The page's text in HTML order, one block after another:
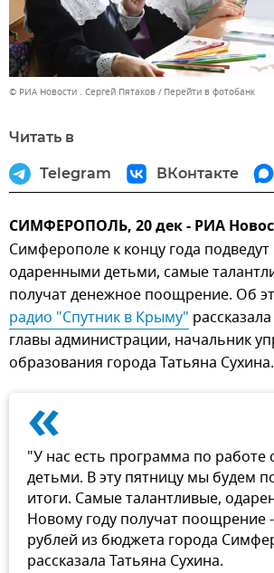
© РИА Новости . Сергей Пятаков Перейти в фотобанк
Читать в
Telegram ВКонтакте
СИМФЕРОПОЛЬ, 20 дек - РИА
Симферополе к концу года
одаренными детьми, самые
получат денежное поощрение. Об
радио "Спутник в Крыму"
главы администрации, начальник
образования города Татьяна Сухина.
«
"У нас есть программа по
детьми. В эту пятницу мы будем
итоги. Самые талантливые,
Новому году получат поощрение
рублей из бюджета города
рассказала Татьяна Сухина.